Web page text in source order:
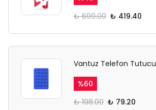
₺ 699.00 ₺ 419.40
Vantuz Telefon Tutucu
%60
₺ 198.00 ₺ 79.20